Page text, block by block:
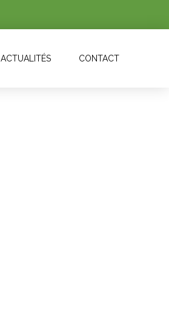
ACTUALITÉS CONTACT